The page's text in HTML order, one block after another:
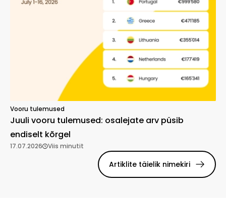
ask@scrambleup.com
+372 712 2955
Vooru tulemused
Juuli vooru tulemused: osalejate arv püsib
endiselt kõrgel
17.07.2026 Viis minutit
Artiklite täielik nimekiri